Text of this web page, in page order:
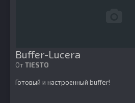
Buffer-Lucera
ОтTIESTO
Готовый и настроенный buffer!